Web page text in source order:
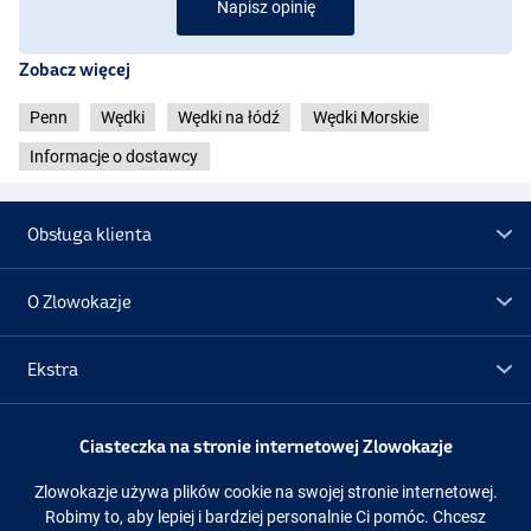
Napisz opinię
Zobacz więcej
Penn Wędki Wędki na łódź Wędki Morskie
Informacje o dostawcy
Obsługa klienta
O Zlowokazje
Ekstra
Promocje
Obserwuj nas Facebook Instagram
Ciasteczka na stronie internetowej Zlowokazje
Zlowokazje używa plików cookie na swojej stronie internetowej.
Robimy to, aby lepiej i bardziej personalnie Ci pomóc. Chcesz